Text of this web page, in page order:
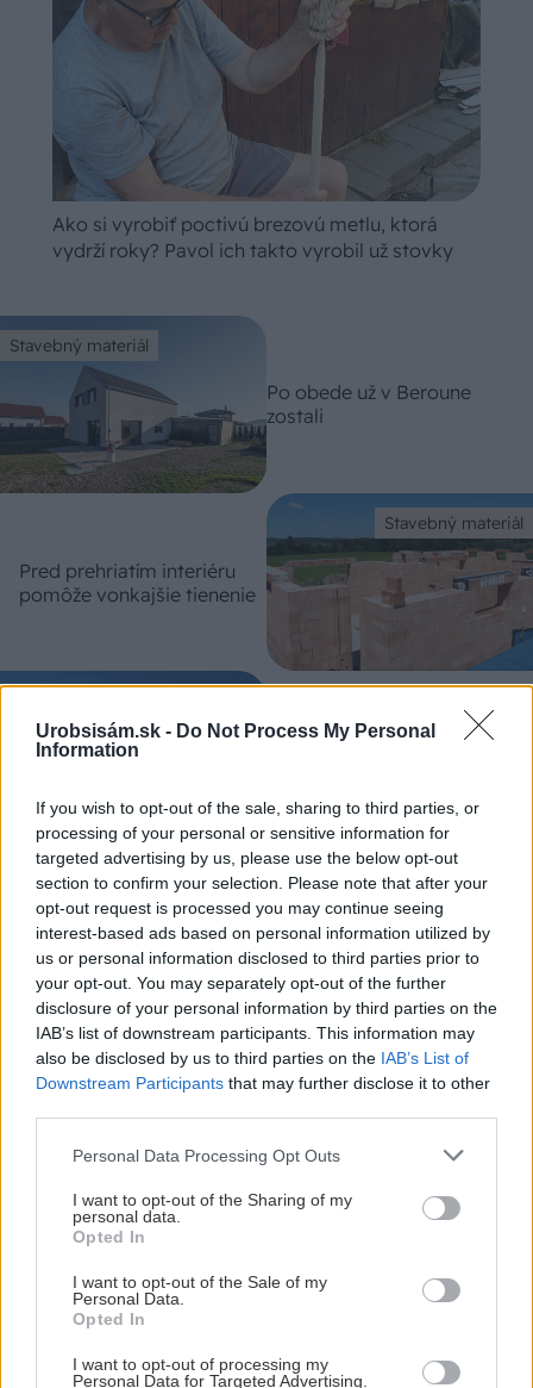
Urobsisám.sk - Do Not Process My Personal
Information
If you wish to opt-out of the sale, sharing to third parties, or
processing of your personal or sensitive information for
targeted advertising by us, please use the below opt-out
section to confirm your selection. Please note that after your
opt-out request is processed you may continue seeing
interest-based ads based on personal information utilized by
us or personal information disclosed to third parties prior to
your opt-out. You may separately opt-out of the further
disclosure of your personal information by third parties on the
IAB’s list of downstream participants. This information may
also be disclosed by us to third parties on the IAB’s List of
Downstream Participants that may further disclose it to other
Please note that this website/app uses one or more Google
not limited to your visit or usage behaviour. You may click to
grant or deny consent to Google and its third-party tags to
use your data for below specified purposes in below Google
consent section.
Personal Data Processing Opt Outs
I want to opt-out of the Sharing of my
personal data.
Opted In
I want to opt-out of the Sale of my
Personal Data.
Opted In
I want to opt-out of processing my
Personal Data for Targeted Advertising.
Ako si vyrobiť poctivú brezovú metlu, ktorá
vydrží roky? Pavol ich takto vyrobil už stovky
Stavebný materiál
Po obede už v Beroune
zostali
Stavebný materiál
Pred prehriatím interiéru
pomôže vonkajšie tienenie
Tehly HELUZ FAMILY
Stavebný materiál
Tehly HELUZ FAMILY
spĺňajú parametre pre
jednovrstvové murovanie
Stavebný materiál
Bez murárskej lyžice a v
cene tehál HELUZ